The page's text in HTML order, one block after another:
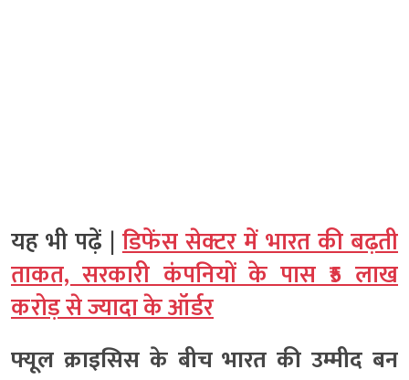
यह भी पढ़ें | डिफेंस सेक्टर में भारत की बढ़ती
ताकत, सरकारी कंपनियों के पास ₹5 लाख
करोड़ से ज्यादा के ऑर्डर
फ्यूल क्राइसिस के बीच भारत की उम्मीद बन